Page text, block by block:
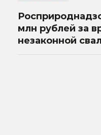
млн рублей за
незаконной